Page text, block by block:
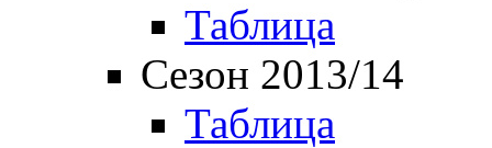
Таблица
Сезон 2013/14
Таблица